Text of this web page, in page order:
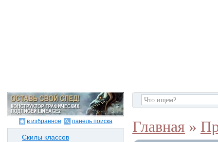
в избранное панель поиска
Скилы классов
Главная »